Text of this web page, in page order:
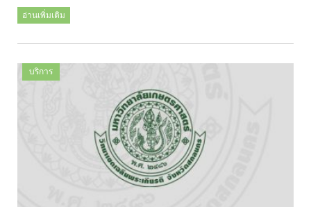
อ่านเพิ่มเติม
บริการ